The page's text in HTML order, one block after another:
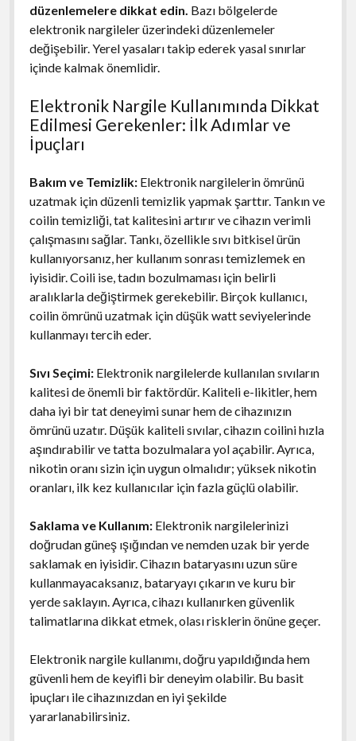
düzenlemelere dikkat edin. Bazı bölgelerde
elektronik nargileler üzerindeki düzenlemeler
değişebilir. Yerel yasaları takip ederek yasal sınırlar
içinde kalmak önemlidir.
Elektronik Nargile Kullanımında Dikkat
Edilmesi Gerekenler: İlk Adımlar ve
İpuçları
Bakım ve Temizlik:Elektronik nargilelerin ömrünü
uzatmak için düzenli temizlik yapmak şarttır. Tankın ve
coilin temizliği, tat kalitesini artırır ve cihazın verimli
çalışmasını sağlar. Tankı, özellikle sıvı bitkisel ürün
kullanıyorsanız, her kullanım sonrası temizlemek en
iyisidir. Coili ise, tadın bozulmaması için belirli
aralıklarla değiştirmek gerekebilir. Birçok kullanıcı,
coilin ömrünü uzatmak için düşük watt seviyelerinde
kullanmayı tercih eder.
Sıvı Seçimi:Elektronik nargilelerde kullanılan sıvıların
kalitesi de önemli bir faktördür. Kaliteli e-likitler, hem
daha iyi bir tat deneyimi sunar hem de cihazınızın
ömrünü uzatır. Düşük kaliteli sıvılar, cihazın coilini hızla
aşındırabilir ve tatta bozulmalara yol açabilir. Ayrıca,
nikotin oranı sizin için uygun olmalıdır; yüksek nikotin
oranları, ilk kez kullanıcılar için fazla güçlü olabilir.
Saklama ve Kullanım:Elektronik nargilelerinizi
doğrudan güneş ışığından ve nemden uzak bir yerde
saklamak en iyisidir. Cihazın bataryasını uzun süre
kullanmayacaksanız, bataryayı çıkarın ve kuru bir
yerde saklayın. Ayrıca, cihazı kullanırken güvenlik
talimatlarına dikkat etmek, olası risklerin önüne geçer.
Elektronik nargile kullanımı, doğru yapıldığında hem
güvenli hem de keyifli bir deneyim olabilir. Bu basit
ipuçları ile cihazınızdan en iyi şekilde
yararlanabilirsiniz.